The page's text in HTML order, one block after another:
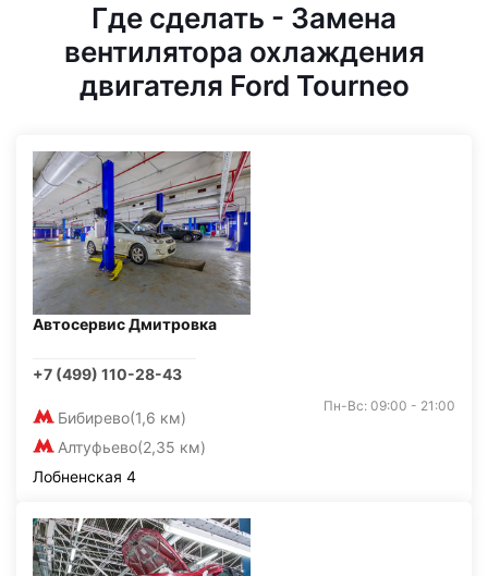
Где сделать - Замена
вентилятора охлаждения
двигателя Ford Tourneo
Автосервис Дмитровка
+7 (499) 110-28-43
Бибирево(1,6 км)
Алтуфьево(2,35 км)
Пн-Вс: 09:00 - 21:00
Лобненская 4